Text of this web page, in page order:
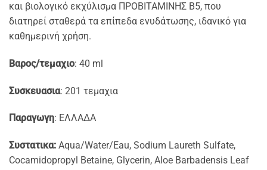
και βιολογικό εκχύλισμα ΠΡΟΒΙΤΑΜΙΝΗΣ Β5, που
διατηρεί σταθερά τα επίπεδα ενυδάτωσης, ιδανικό για
καθημερινή χρήση.
Βαρος/τεμαχιο: 40 ml
Συσκευασια: 201 τεμαχια
Παραγωγη: ΕΛΛΑΔΑ
Συστατικα: Aqua/Water/Eau, Sodium Laureth Sulfate,
Cocamidopropyl Betaine, Glycerin, Aloe Barbadensis Leaf